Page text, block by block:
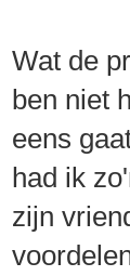
Wat de
ben niet
eens
had ik
zijn